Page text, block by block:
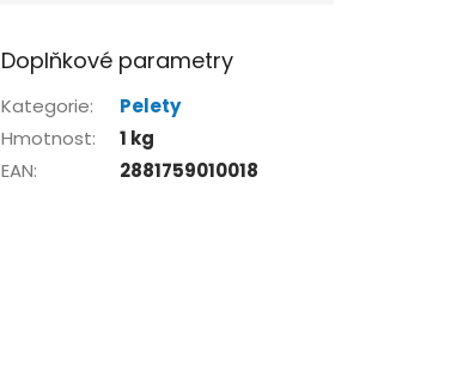
Doplňkové parametry
Kategorie:
Pelety
Hmotnost:
1 kg
EAN: 2881759010018